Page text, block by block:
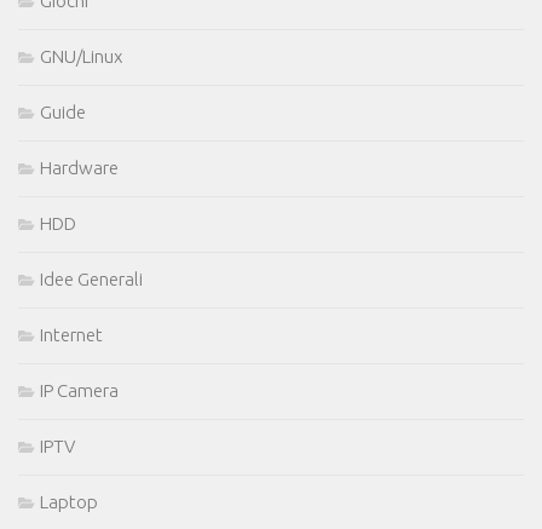
GNU/Linux
Guide
Hardware
HDD
Idee Generali
Internet
IP Camera
IPTV
Laptop